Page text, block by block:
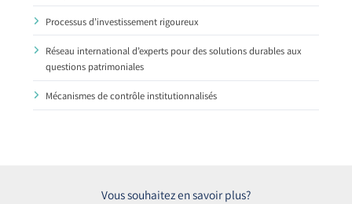
Processus d’investissement rigoureux
Réseau international d’experts pour des solutions durables aux
questions patrimoniales
Mécanismes de contrôle institutionnalisés
Vous souhaitez en savoir plus?